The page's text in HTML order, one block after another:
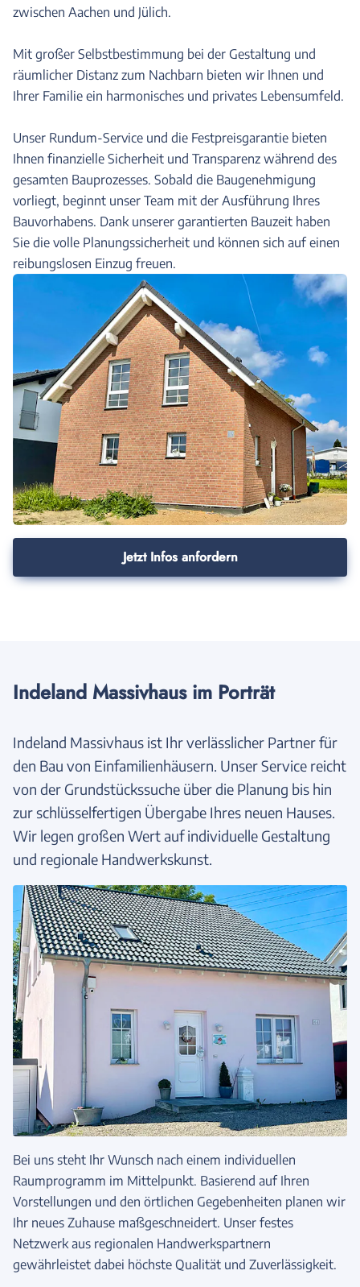
zwischen Aachen und Jülich.
Mit großer Selbstbestimmung bei der Gestaltung und
räumlicher Distanz zum Nachbarn bieten wir Ihnen und
Ihrer Familie ein harmonisches und privates Lebensumfeld.
Unser Rundum-Service und die Festpreisgarantie bieten
Ihnen finanzielle Sicherheit und Transparenz während des
gesamten Bauprozesses. Sobald die Baugenehmigung
vorliegt, beginnt unser Team mit der Ausführung Ihres
Bauvorhabens. Dank unserer garantierten Bauzeit haben
Sie die volle Planungssicherheit und können sich auf einen
reibungslosen Einzug freuen.
Jetzt Infos anfordern
Indeland Massivhaus im Porträt
Indeland Massivhaus ist Ihr verlässlicher Partner für
den Bau von Einfamilienhäusern. Unser Service reicht
von der Grundstückssuche über die Planung bis hin
zur schlüsselfertigen Übergabe Ihres neuen Hauses.
Wir legen großen Wert auf individuelle Gestaltung
und regionale Handwerkskunst.
Bei uns steht Ihr Wunsch nach einem individuellen
Raumprogramm im Mittelpunkt. Basierend auf Ihren
Vorstellungen und den örtlichen Gegebenheiten planen wir
Ihr neues Zuhause maßgeschneidert. Unser festes
Netzwerk aus regionalen Handwerkspartnern
gewährleistet dabei höchste Qualität und Zuverlässigkeit.